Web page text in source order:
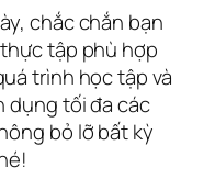
chắc chắn bạn
tập phù hợp
trình học tập và
dụng tối đa các
bỏ lỡ bất kỳ